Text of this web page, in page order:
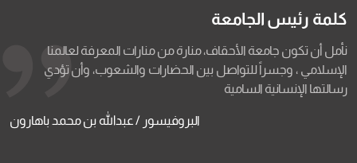
كلمة رئيس الجامعة
نأمل أن تكون جامعة الأحقاف، منارة من منارات المعرفة لعالمنا
الإسلامي ، وجسراً للتواصل بين الحضارات والشعوب، وأن تؤدي
رسالتها الإنسانية السامية
البروفيسور / عبدالله بن محمد باهارون